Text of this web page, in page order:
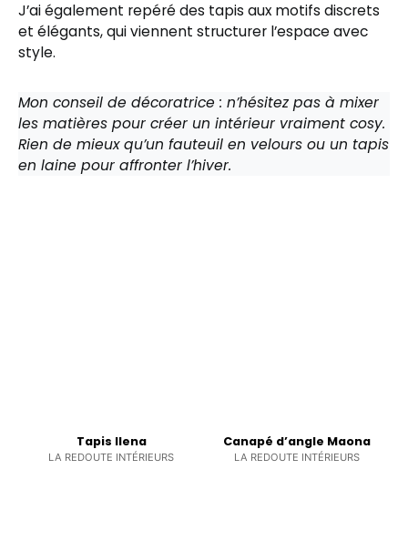
J’ai également repéré des tapis aux motifs discrets
et élégants, qui viennent structurer l’espace avec
style.
Mon conseil de décoratrice : n’hésitez pas à mixer
les matières pour créer un intérieur vraiment cosy.
Rien de mieux qu’un fauteuil en velours ou un tapis
en laine pour affronter l’hiver.
Tapis Ilena
LA REDOUTE INTÉRIEURS
Canapé d’angle Maona
LA REDOUTE INTÉRIEURS